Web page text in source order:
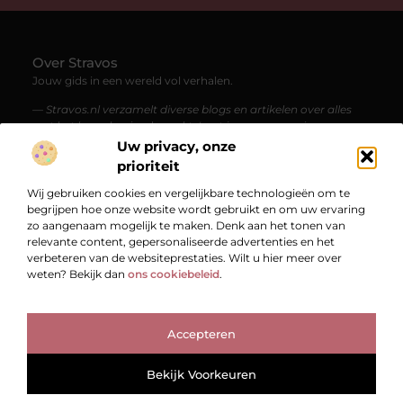
Uw privacy, onze
prioriteit
Wij gebruiken cookies en vergelijkbare technologieën om te
begrijpen hoe onze website wordt gebruikt en om uw ervaring
zo aangenaam mogelijk te maken. Denk aan het tonen van
relevante content, gepersonaliseerde advertenties en het
verbeteren van de websiteprestaties. Wilt u hier meer over
weten? Bekijk dan ons cookiebeleid.
Accepteren
Bekijk Voorkeuren
Over Stravos
Jouw gids in een wereld vol verhalen.
— Stravos.nl verzamelt diverse blogs en artikelen over alles
wat het leven boeiend maakt. Laat je meenemen in een
stroom van kennis, inspiratie en verrassende perspectieven.
Bericht categorie
Onze informatie
www.stravos.nl.All Right Reserved.